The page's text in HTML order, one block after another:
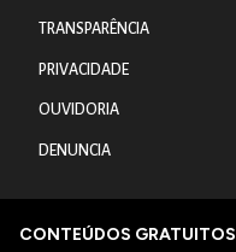
TRANSPARÊNCIA
PRIVACIDADE
OUVIDORIA
DENUNCIA
CONTEÚDOS GRATUITOS